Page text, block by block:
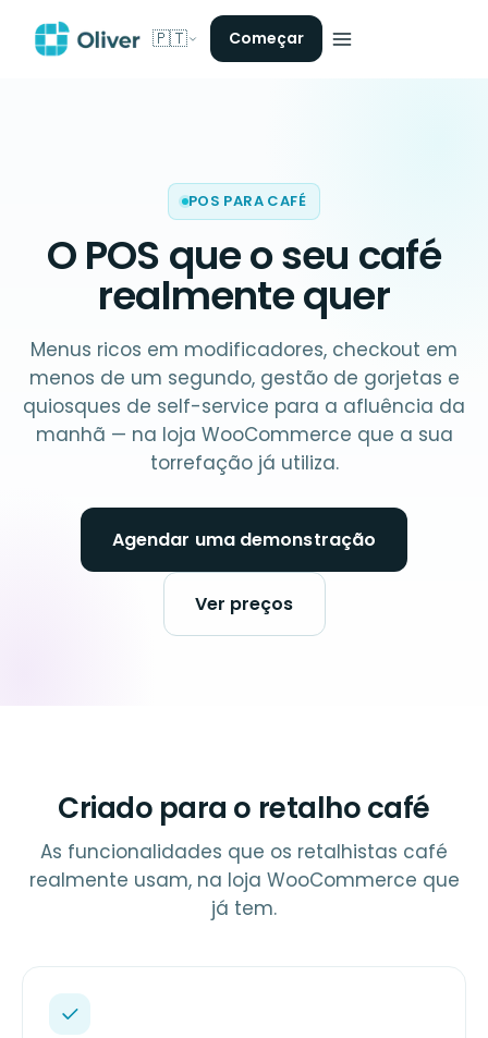
🇵🇹 Começar
POS PARA CAFÉ
O POS que o seu café
realmente quer
Menus ricos em modificadores, checkout em
menos de um segundo, gestão de gorjetas e
quiosques de self-service para a afluência da
manhã — na loja WooCommerce que a sua
torrefação já utiliza.
Agendar uma demonstração
Ver preços
Criado para o retalho café
As funcionalidades que os retalhistas café
realmente usam, na loja WooCommerce que
já tem.